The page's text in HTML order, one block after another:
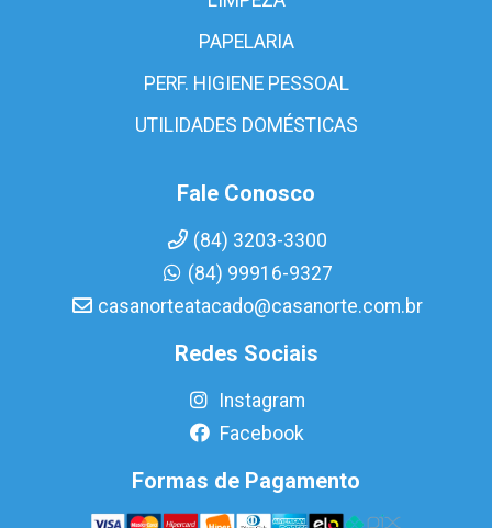
PAPELARIA
PERF. HIGIENE PESSOAL
UTILIDADES DOMÉSTICAS
Fale Conosco
(84) 3203-3300
(84) 99916-9327
casanorteatacado@casanorte.com.br
Redes Sociais
Instagram
Facebook
Formas de Pagamento